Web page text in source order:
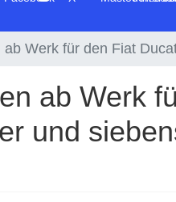
ab Werk für den Fiat
ab Werk
und